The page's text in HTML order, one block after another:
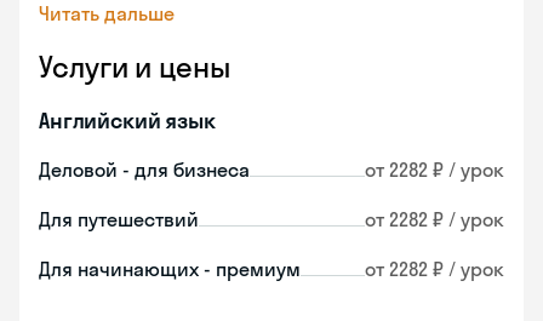
Читать дальше
Услуги и цены
Английский язык
Деловой - для бизнеса от 2282 ₽ / урок
Для путешествий от 2282 ₽ / урок
Для начинающих - премиум от 2282 ₽ / урок